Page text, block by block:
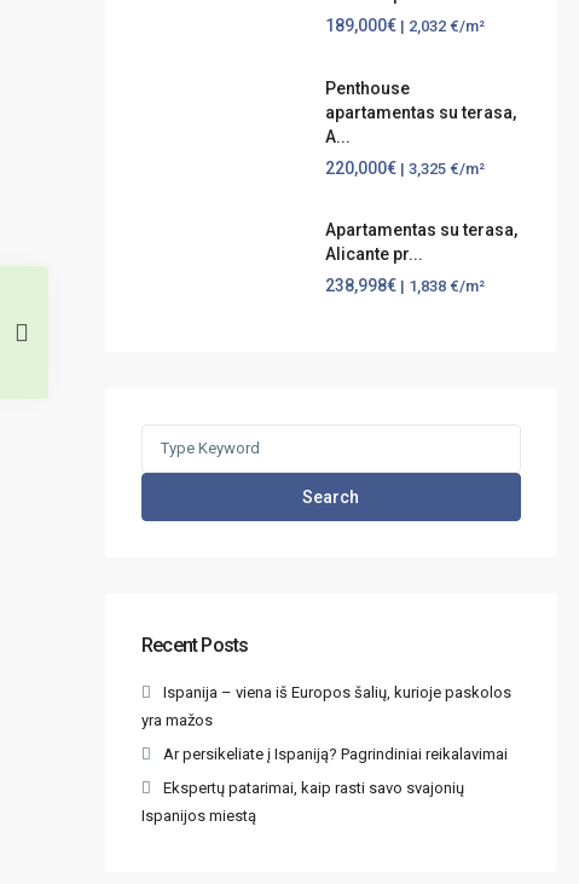
189,000€ | 2,032 €/m²
Penthouse
apartamentas su terasa,
A...
220,000€ | 3,325 €/m²
Apartamentas su terasa,
Alicante pr...
238,998€ | 1,838 €/m²
Search
Recent Posts
Ispanija – viena iš Europos šalių, kurioje paskolos
yra mažos
Ar persikeliate į Ispaniją? Pagrindiniai reikalavimai
Ekspertų patarimai, kaip rasti savo svajonių
Ispanijos miestą